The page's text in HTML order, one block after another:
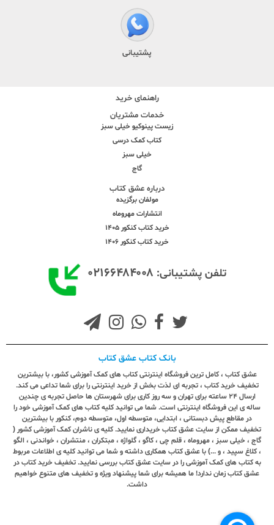
پشتیبانی
راهنمای خرید
خدمات مشتریان
زیست پینوکیو خیلی سبز
کتاب کمک درسی
خیلی سبز
گاج
درباره عشق کتاب
مولفان برگزیده
انتشارات مهروماه
خرید کتاب کنکور 1405
خرید کتاب کنکور 1406
تلفن پشتیبانی: ۰۲۱۶۶۴۸۴۰۰۸
بانک کتاب عشق کتاب
عشق کتاب ، کامل ترین فروشگاه اینترنتی کتاب های کمک آموزشی کشور، با بیشترین
تخفیف خرید کتاب ، تجربه ای لذت بخش از خرید اینترنتی را برای شما تداعی می کند.
ارسال ٢٤ ساعته برای تهران و سه روز کاری برای شهرستان ها حاصل تجربه ی چندین
ساله ی این فروشگاه اینترنتی است. شما می توانید کلیه کتاب های کمک آموزشی خود را
در مقاطع پیش دبستانی ، ابتدایی، متوسطه اول، متوسطه دوم، کنکور با بیشترین
تخفیف ممکن از سایت عشق کتاب خریداری نمایید. کلیه ی ناشران کمک آموزشی کشور (
گاج ، خیلی سبز ، مهروماه ، قلم چی ، کاگو ، گلواژه ، مبتکران ، منتشران ، خواندنی ، الگو
، کلاغ سپید ، و ...) با عشق کتاب همکاری داشته و شما می توانید کلیه ی اطلاعات مربوط
به کتاب های کمک آموزشی را در سایت عشق کتاب بررسی نمایید. تخفیف خرید کتاب در
عشق کتاب زمان ندارد! ما همیشه برای شما پیشنهاد ویژه و تخفیف های متنوع خواهیم
داشت.